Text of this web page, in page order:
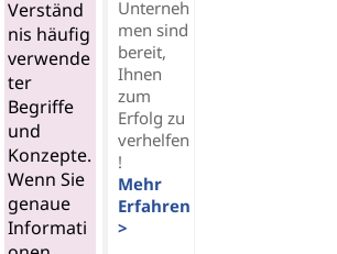
Verständ
nis häufig
verwende
ter
Begriffe
und
Konzepte.
Wenn Sie
genaue
Informati
Unterneh
men sind
bereit,
Ihnen
zum
Erfolg zu
verhelfen
!
Mehr
Erfahren
>